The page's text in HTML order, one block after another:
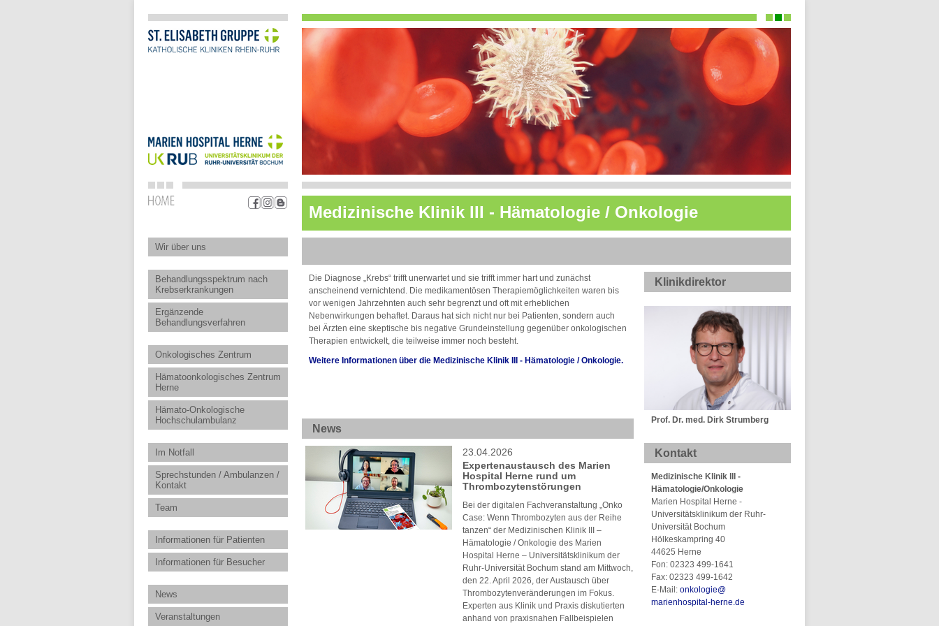
Medizinische Klinik III - Hämatologie / Onkologie
Wir über uns
Behandlungsspektrum nach
Krebserkrankungen
Ergänzende
Behandlungsverfahren
Onkologisches Zentrum
Hämatoonkologisches Zentrum
Herne
Hämato-Onkologische
Hochschulambulanz
Im Notfall
Sprechstunden / Ambulanzen /
Kontakt
Team
Informationen für Patienten
Informationen für Besucher
News
Veranstaltungen
Die Diagnose „Krebs“ trifft unerwartet und sie trifft immer hart und zunächst
anscheinend vernichtend. Die medikamentösen Therapiemöglichkeiten waren bis
vor wenigen Jahrzehnten auch sehr begrenzt und oft mit erheblichen
Nebenwirkungen behaftet. Daraus hat sich nicht nur bei Patienten, sondern auch
bei Ärzten eine skeptische bis negative Grundeinstellung gegenüber onkologischen
Therapien entwickelt, die teilweise immer noch besteht.
Weitere Informationen über die Medizinische Klinik III - Hämatologie / Onkologie.
News
23.04.2026
Expertenaustausch des Marien
Hospital Herne rund um
Thrombozytenstörungen
Bei der digitalen Fachveranstaltung „Onko
Case: Wenn Thrombozyten aus der Reihe
tanzen“ der Medizinischen Klinik III –
Hämatologie / Onkologie des Marien
Hospital Herne – Universitätsklinikum der
Ruhr-Universität Bochum stand am Mittwoch,
den 22. April 2026, der Austausch über
Thrombozytenveränderungen im Fokus.
Experten aus Klinik und Praxis diskutierten
anhand von praxisnahen Fallbeispielen
Klinikdirektor
Prof. Dr. med. Dirk Strumberg
Kontakt
Medizinische Klinik lll -
Hämatologie/Onkologie
Marien Hospital Herne -
Universitätsklinikum der Ruhr-
Universität Bochum
Hölkeskampring 40
44625 Herne
Fon: 02323 499-1641
Fax: 02323 499-1642
E-Mail: onkologie@
marienhospital-herne.de